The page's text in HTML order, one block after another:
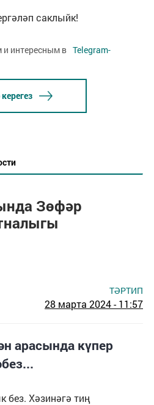
саклыйк!
интересным в Telegram-
Зөфәр
ТӘРТИП
28 марта 2024 - 11:57
арасында күпер
Хәзинәгә тиң